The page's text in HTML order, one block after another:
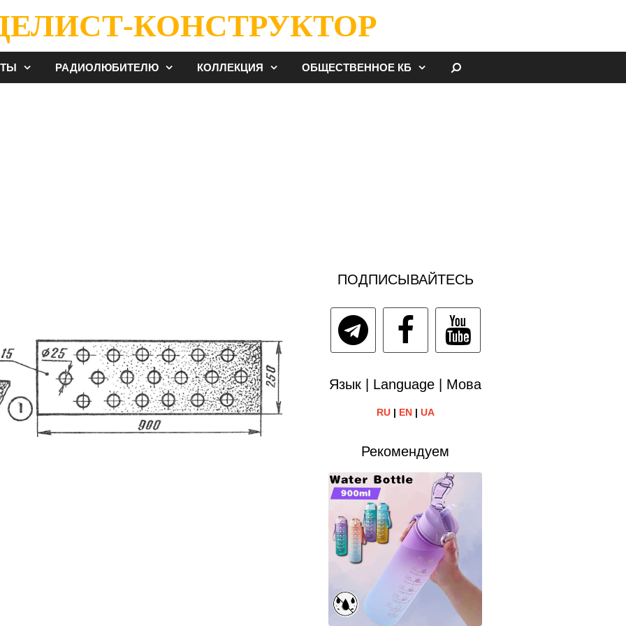
КОНСТРУКТОР
РАДИОЛЮБИТЕЛЮ КОЛЛЕКЦИЯ ОБЩЕСТВЕННОЕ КБ
ПОДПИСЫВАЙТЕСЬ
Язык | Language | Мова
RU| EN| UA
Рекомендуем